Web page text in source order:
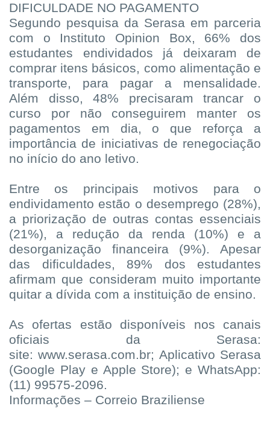
DIFICULDADE NO PAGAMENTO
Segundo pesquisa da Serasa em parceria
com o Instituto Opinion Box, 66% dos
estudantes endividados já deixaram de
comprar itens básicos, como alimentação e
transporte, para pagar a mensalidade.
Além disso, 48% precisaram trancar o
curso por não conseguirem manter os
pagamentos em dia, o que reforça a
importância de iniciativas de renegociação
no início do ano letivo.
Entre os principais motivos para o
endividamento estão o desemprego (28%),
a priorização de outras contas essenciais
(21%), a redução da renda (10%) e a
desorganização financeira (9%). Apesar
das dificuldades, 89% dos estudantes
afirmam que consideram muito importante
quitar a dívida com a instituição de ensino.
As ofertas estão disponíveis nos canais
oficiais da Serasa:
site: www.serasa.com.br; Aplicativo Serasa
(Google Play e Apple Store); e WhatsApp:
(11) 99575-2096.
Informações – Correio Braziliense